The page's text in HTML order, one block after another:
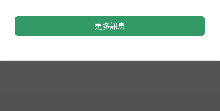
更多訊息